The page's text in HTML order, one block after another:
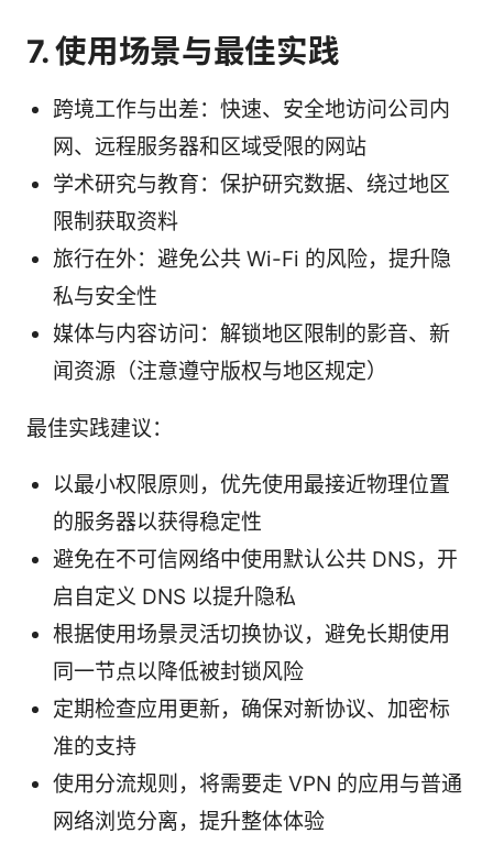
7. 使用场景与最佳实践
跨境工作与出差：快速、安全地访问公司内
网、远程服务器和区域受限的网站
学术研究与教育：保护研究数据、绕过地区
限制获取资料
旅行在外：避免公共 Wi-Fi 的风险，提升隐
私与安全性
媒体与内容访问：解锁地区限制的影音、新
闻资源（注意遵守版权与地区规定）
最佳实践建议：
以最小权限原则，优先使用最接近物理位置
的服务器以获得稳定性
避免在不可信网络中使用默认公共 DNS，开
启自定义 DNS 以提升隐私
根据使用场景灵活切换协议，避免长期使用
同一节点以降低被封锁风险
定期检查应用更新，确保对新协议、加密标
准的支持
使用分流规则，将需要走 VPN 的应用与普通
网络浏览分离，提升整体体验